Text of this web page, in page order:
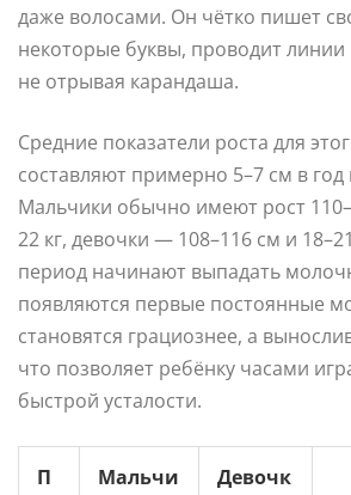
даже волосами. Он чётко пишет
некоторые буквы, проводит линии
не отрывая карандаша.
Средние показатели роста для
составляют примерно 5–7 см в год
Мальчики обычно имеют рост
22 кг, девочки — 108–116 см и
период начинают выпадать
появляются первые постоянные
становятся грациознее, а
что позволяет ребёнку часами
быстрой усталости.
П
Мальчи
Девочк